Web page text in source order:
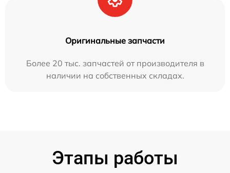
Оригинальные запчасти
Более 20 тыс. запчастей от производителя в
наличии на собственных складах.
Этапы работы